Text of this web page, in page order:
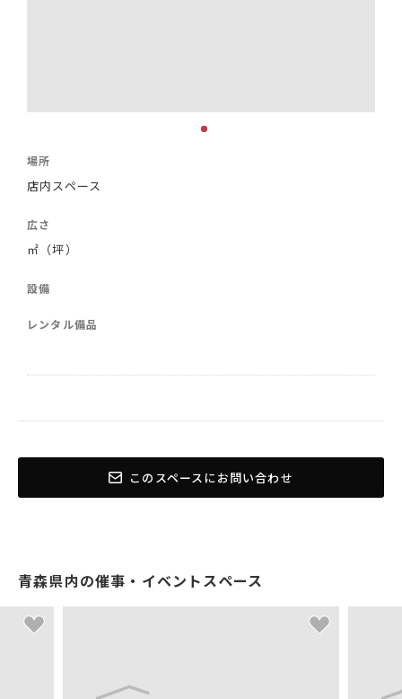
場所
店内スペース
広さ
㎡（坪）
設備
レンタル備品
このスペースにお問い合わせ
青森県内の催事・イベントスペース